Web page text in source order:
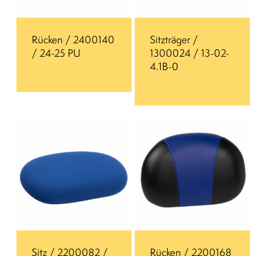
Rücken / 2400140
/ 24-25 PU
Sitzträger /
1300024 / 13-02-
4.1B-0
Sitz / 2200082 /
Rücken / 2200168